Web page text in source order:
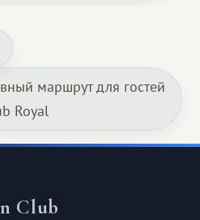
маршрут для гостей
Royal
Club